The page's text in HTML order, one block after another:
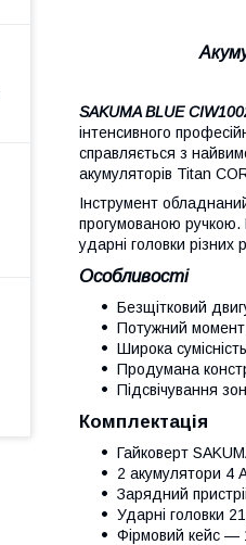
SAKUMA BLUE
інтенсивного
справляється з
акумуляторів Titan
Інструмент
прогумованою ручкою.
ударні головки різних
Особливості
Безщітковий
Потужний
Широка
Продумана
Підсвічування
Комплектація
Гайковерт
2 акумулятори 4
Зарядний
Ударні головки
Фірмовий кейс —